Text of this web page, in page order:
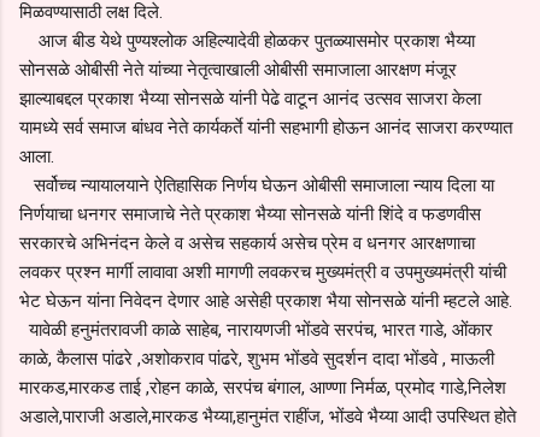
मिळवण्यासाठी लक्ष दिले‌‌.
आज बीड येथे पुण्यश्लोक अहिल्यादेवी होळकर पुतळ्यासमोर प्रकाश भैय्या
सोनसळे ओबीसी नेते यांच्या नेतृत्वाखाली ओबीसी समाजाला आरक्षण मंजूर
झाल्याबद्दल प्रकाश भैय्या सोनसळे यांनी पेढे वाटून आनंद उत्सव साजरा केला
यामध्ये सर्व समाज बांधव नेते कार्यकर्ते यांनी सहभागी होऊन आनंद साजरा करण्यात
आला.
सर्वोच्च न्यायालयाने ऐतिहासिक निर्णय घेऊन ओबीसी समाजाला न्याय दिला या
निर्णयाचा धनगर समाजाचे नेते प्रकाश भैय्या सोनसळे यांनी शिंदे व फडणवीस
सरकारचे अभिनंदन केले व असेच सहकार्य असेच प्रेम व धनगर आरक्षणाचा
लवकर प्रश्न मार्गी लावावा अशी मागणी लवकरच मुख्यमंत्री व उपमुख्यमंत्री यांची
भेट घेऊन यांना निवेदन देणार आहे असेही प्रकाश भैया सोनसळे यांनी म्हटले आहे.
यावेळी हनुमंतरावजी काळे साहेब, नारायणजी भोंडवे सरपंच, भारत गाडे, ओंकार
काळे, कैलास पांढरे ,अशोकराव पांढरे, शुभम भोंडवे सुदर्शन दादा भोंडवे , माऊली
मारकड,मारकड ताई ,रोहन काळे, सरपंच बंगाल, आण्णा निर्मळ, प्रमोद गाडे,निलेश
अडाले,पाराजी अडाले,मारकड भैय्या,हानुमंत राहींज, भोंडवे भैय्या आदी उपस्थित होते